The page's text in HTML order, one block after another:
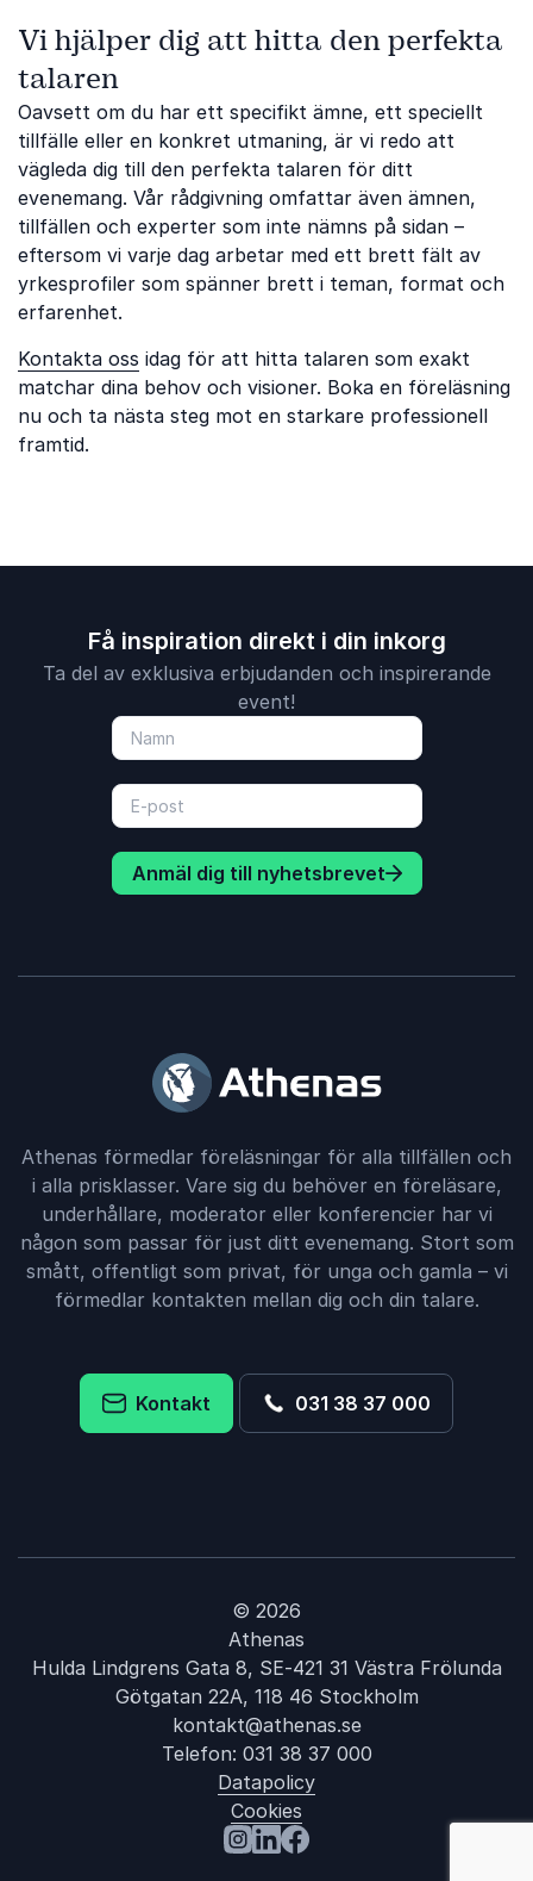
Vi hjälper dig att hitta den perfekta
talaren
Oavsett om du har ett specifikt ämne, ett speciellt
tillfälle eller en konkret utmaning, är vi redo att
vägleda dig till den perfekta talaren för ditt
evenemang. Vår rådgivning omfattar även ämnen,
tillfällen och experter som inte nämns på sidan –
eftersom vi varje dag arbetar med ett brett fält av
yrkesprofiler som spänner brett i teman, format och
erfarenhet.
Kontakta oss idag för att hitta talaren som exakt
matchar dina behov och visioner. Boka en föreläsning
nu och ta nästa steg mot en starkare professionell
framtid.
Få inspiration direkt i din inkorg
Ta del av exklusiva erbjudanden och inspirerande
event!
Anmäl dig till nyhetsbrevet
Athenas förmedlar föreläsningar för alla tillfällen och
i alla prisklasser. Vare sig du behöver en föreläsare,
underhållare, moderator eller konferencier har vi
någon som passar för just ditt evenemang. Stort som
smått, offentligt som privat, för unga och gamla – vi
förmedlar kontakten mellan dig och din talare.
Kontakt 031 38 37 000
© 2026
Athenas
Hulda Lindgrens Gata 8, SE-421 31 Västra Frölunda
Götgatan 22A, 118 46 Stockholm
kontakt@athenas.se
Telefon: 031 38 37 000
Datapolicy
Cookies